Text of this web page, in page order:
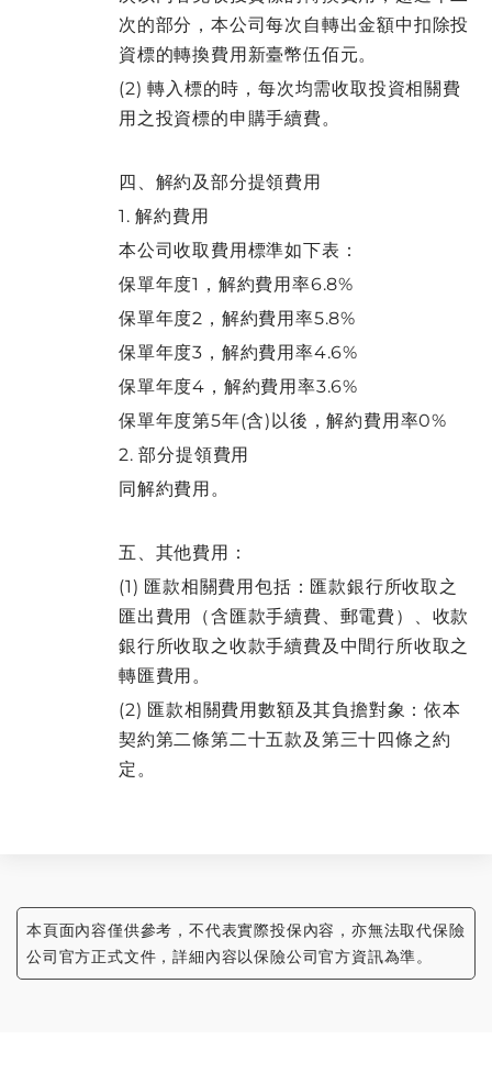
次的部分，本公司每次自轉出金額中扣除投
資標的轉換費用新臺幣伍佰元。
(2) 轉入標的時，每次均需收取投資相關費
用之投資標的申購手續費。
四、解約及部分提領費用
1. 解約費用
本公司收取費用標準如下表：
保單年度1，解約費用率6.8%
保單年度2，解約費用率5.8%
保單年度3，解約費用率4.6%
保單年度4，解約費用率3.6%
保單年度第5年(含)以後，解約費用率0%
2. 部分提領費用
同解約費用。
五、其他費用：
(1) 匯款相關費用包括：匯款銀行所收取之
匯出費用（含匯款手續費、郵電費）、收款
銀行所收取之收款手續費及中間行所收取之
轉匯費用。
(2) 匯款相關費用數額及其負擔對象：依本
契約第二條第二十五款及第三十四條之約
定。
本頁面內容僅供參考，不代表實際投保內容，亦無法取代保險
公司官方正式文件，詳細內容以保險公司官方資訊為準。